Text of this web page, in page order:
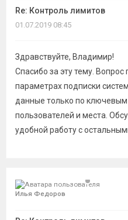
Re: Контроль лимитов
01.07.2019 08:45
Здравствуйте, Владимир!
Спасибо за эту тему.
параметрах подписки
данные только по
пользователей и места.
удобной работу с
Илья Федоров